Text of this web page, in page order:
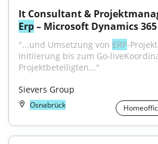
Erp – Microsoft Dynamics
"...und Umsetzung von ERP
Initiierung bis zum Go-
Projektbeteiligten..."
Sievers Group
Osnabrück